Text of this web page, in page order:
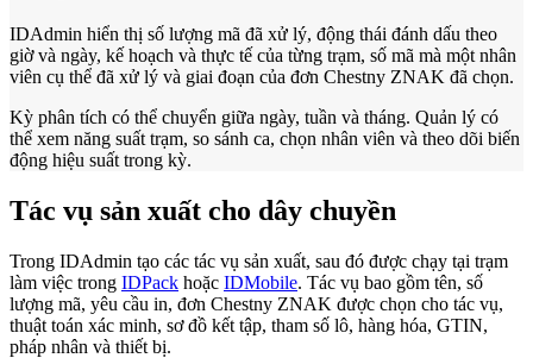
IDAdmin hiển thị số lượng mã đã xử lý, động thái đánh dấu theo
giờ và ngày, kế hoạch và thực tế của từng trạm, số mã mà một nhân
viên cụ thể đã xử lý và giai đoạn của đơn Chestny ZNAK đã chọn.
Kỳ phân tích có thể chuyển giữa ngày, tuần và tháng. Quản lý có
thể xem năng suất trạm, so sánh ca, chọn nhân viên và theo dõi biến
động hiệu suất trong kỳ.
Tác vụ sản xuất cho dây chuyền
Trong IDAdmin tạo các tác vụ sản xuất, sau đó được chạy tại trạm
làm việc trong IDPack hoặc IDMobile. Tác vụ bao gồm tên, số
lượng mã, yêu cầu in, đơn Chestny ZNAK được chọn cho tác vụ,
thuật toán xác minh, sơ đồ kết tập, tham số lô, hàng hóa, GTIN,
pháp nhân và thiết bị.